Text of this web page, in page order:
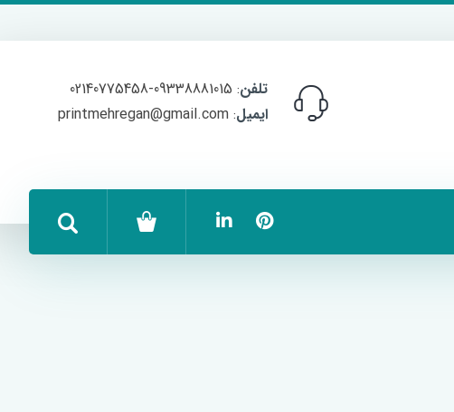
تلفن: 09338881015-02140775458
ایمیل: printmehregan@gmail.com